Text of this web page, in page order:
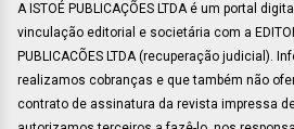
A ISTOÉ PUBLICAÇÕES LTDA é um portal
vinculação editorial e societária com a
PUBLICACÕES LTDA (recuperação judicial).
realizamos cobranças e que também não
contrato de assinatura da revista impressa